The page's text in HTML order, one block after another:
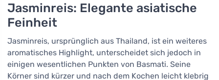
Jasminreis: Elegante asiatische
Feinheit
Jasminreis, ursprünglich aus Thailand, ist ein weiteres
aromatisches Highlight, unterscheidet sich jedoch in
einigen wesentlichen Punkten von Basmati. Seine
Körner sind kürzer und nach dem Kochen leicht klebrig